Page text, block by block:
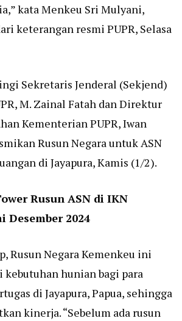
kata Menkeu Sri Mulyani,
keterangan resmi PUPR, Selasa
Sekretaris Jenderal (Sekjend)
M. Zainal Fatah dan Direktur
Kementerian PUPR, Iwan
Rusun Negara untuk ASN
di Jayapura, Kamis (1/2).
Rusun ASN di IKN
Desember 2024
Rusun Negara Kemenkeu ini
kebutuhan hunian bagi para
di Jayapura, Papua, sehingga
kinerja. “Sebelum ada rusun